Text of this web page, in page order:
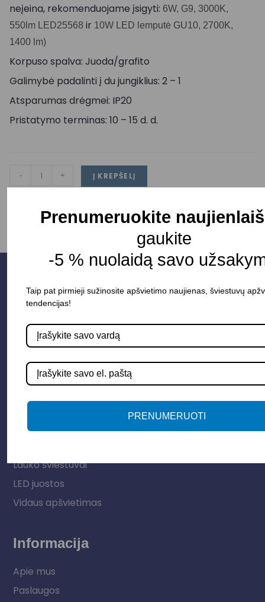
neįeina, rekomenduojame įsigyti: 6W, G9, 3000K,
550lm LED25568 ir 10W LED lemputė GU10, 2700K,
1400 lm)
Korpuso spalva: Juoda/grafito
Galimybė padalinti į du jungiklius: 2 – 1
Atsparumas drėgmei: IP20
Pristatymo terminas: 10 – 15 d. d.
- + Į KREPŠELĮ
Parduotuvė
Apšvietimo sistemos
Lauko šviestuvai
LED juostos
Vidaus apšvietimas
Informacija
Apie mus
Paslaugos
Prenumeruokite
gaukite
-5 % nuolaidą savo
Taip pat pirmieji sužinosite apšvietimo naujienas, šviestuvų
tendencijas!
PRENUMERUOTI